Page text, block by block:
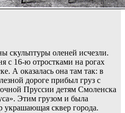
скульптуры оленей исчезли.
с 16-ю отростками на рогах
А оказалась она там так: в
дороге прибыл груз с
Пруссии детям Смоленска
Этим грузом и была
украшающая сквер города.